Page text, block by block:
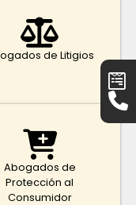
de Litigios
Abogados de
Protección al
Consumidor